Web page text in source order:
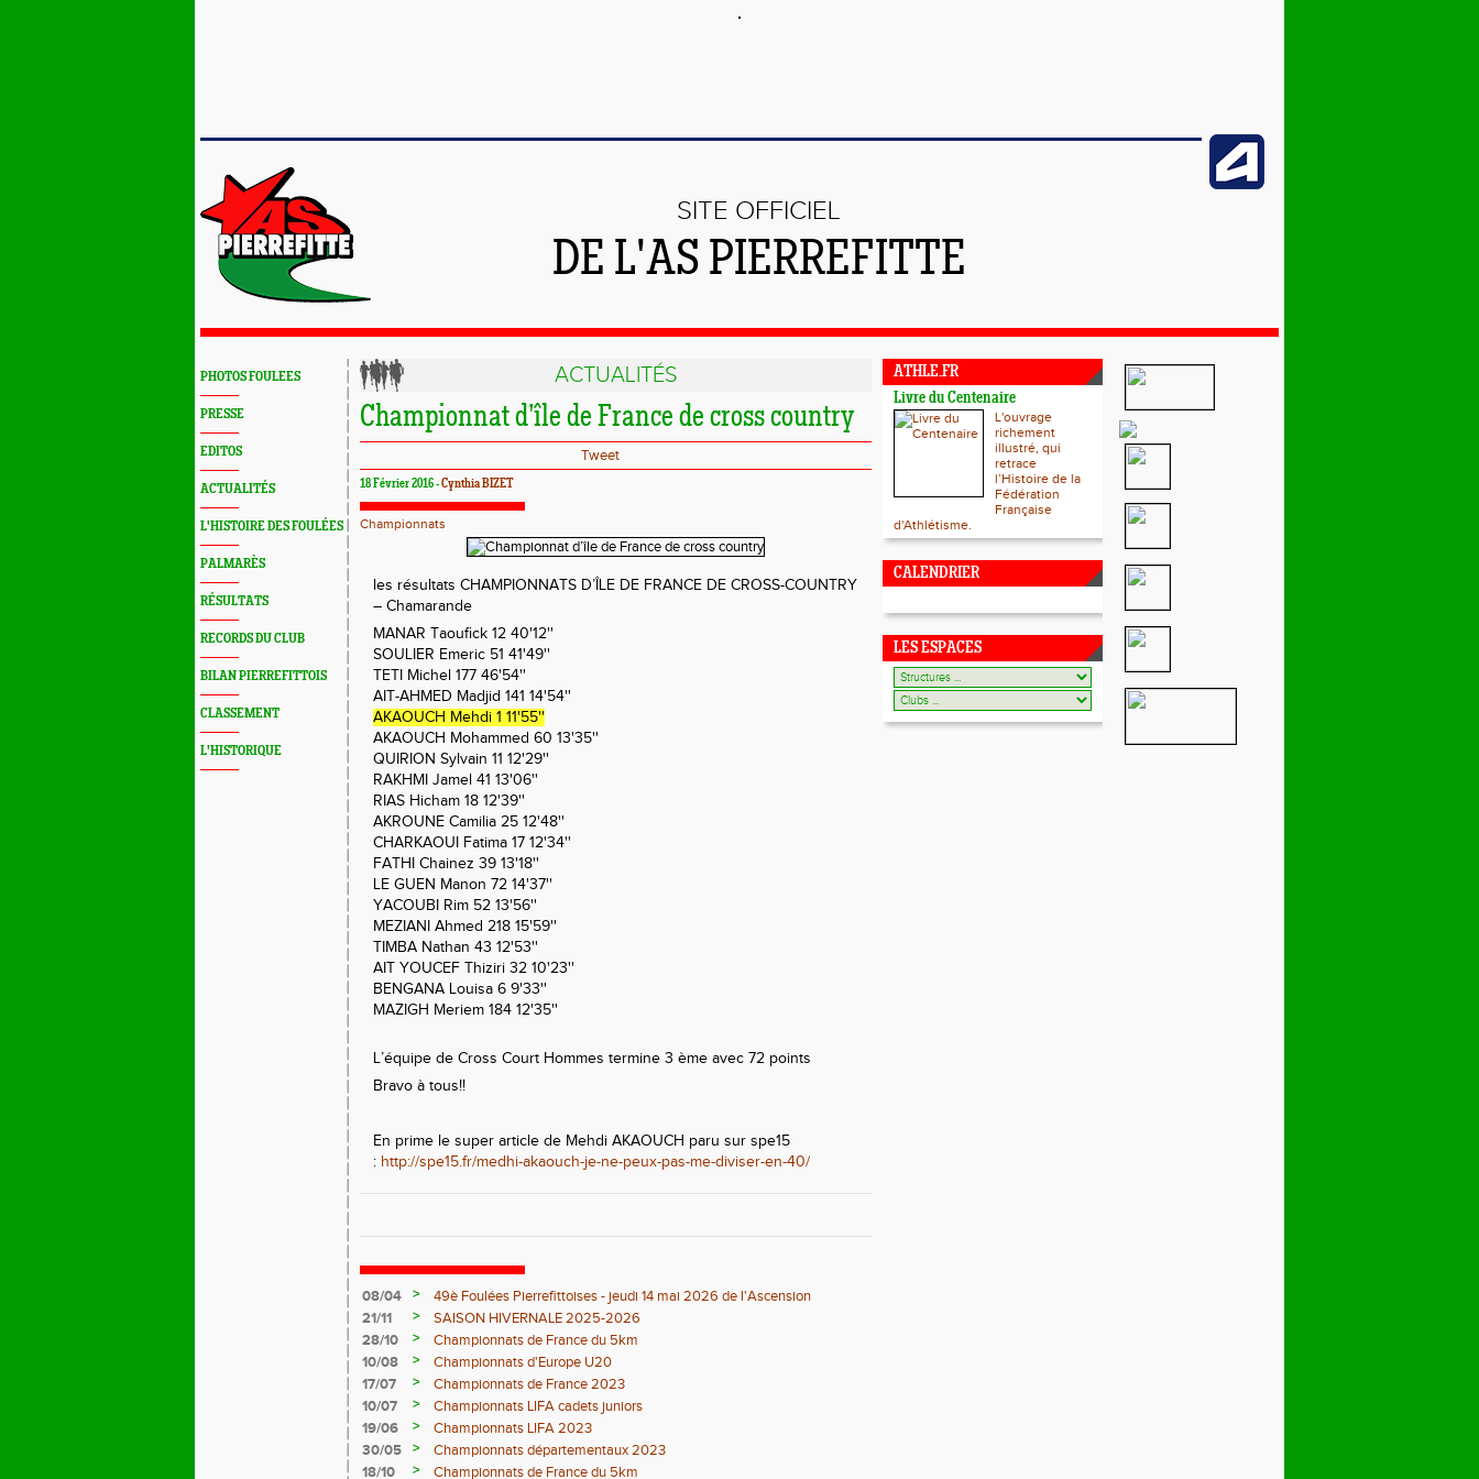
SITE OFFICIEL
DE L'AS PIERREFITTE
PHOTOS FOULEES
PRESSE
EDITOS
ACTUALITÉS
L'HISTOIRE DES FOULÉES
PALMARÈS
RÉSULTATS
RECORDS DU CLUB
BILAN PIERREFITTOIS
CLASSEMENT
L'HISTORIQUE
ACTUALITÉS
Championnat d’île de France de cross country
Tweet
18 Février 2016 -Cynthia BIZET
Championnats
les résultats CHAMPIONNATS D’ÎLE DE FRANCE DE CROSS-COUNTRY
– Chamarande
MANAR Taoufick 12 40'12''
SOULIER Emeric 51 41'49''
TETI Michel 177 46'54''
AIT-AHMED Madjid 141 14'54''
AKAOUCH Mehdi 1 11'55''
AKAOUCH Mohammed 60 13'35''
QUIRION Sylvain 11 12'29''
RAKHMI Jamel 41 13'06''
RIAS Hicham 18 12'39''
AKROUNE Camilia 25 12'48''
CHARKAOUI Fatima 17 12'34''
FATHI Chainez 39 13'18''
LE GUEN Manon 72 14'37''
YACOUBI Rim 52 13'56''
MEZIANI Ahmed 218 15'59''
TIMBA Nathan 43 12'53''
AIT YOUCEF Thiziri 32 10'23''
BENGANA Louisa 6 9'33''
MAZIGH Meriem 184 12'35''
L’équipe de Cross Court Hommes termine 3 ème avec 72 points
Bravo à tous!!
En prime le super article de Mehdi AKAOUCH paru sur spe15
: http://spe15.fr/medhi-akaouch-je-ne-peux-pas-me-diviser-en-40/
08/04 >
49è Foulées Pierrefittoises - jeudi 14 mai 2026 de l'Ascension
21/11
>
SAISON HIVERNALE 2025-2026
28/10
>
Championnats de France du 5km
10/08
>
Championnats d'Europe U20
17/07
>
Championnats de France 2023
10/07
>
Championnats LIFA cadets juniors
19/06
>
Championnats LIFA 2023
30/05
>
Championnats départementaux 2023
18/10
> Championnats de France du 5km
ATHLE.FR
Livre du Centenaire
L'ouvrage
richement
illustré, qui
retrace
l’Histoire de la
Fédération
Française
d'Athlétisme.
CALENDRIER
LES ESPACES